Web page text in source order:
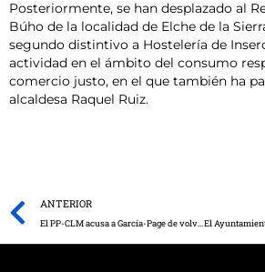
Posteriormente, se han desplazado al
Búho de la localidad de Elche de la
segundo distintivo a Hostelería de
actividad en el ámbito del consumo
comercio justo, en el que también ha
alcaldesa Raquel Ruiz.
Prev
ANTERIOR
El PP-CLM acusa a García-Page de volver a castigar a los hosteleros, por obligarles a hacer de “rastreadores epidemiológicos” sin consensuarlo con el sector